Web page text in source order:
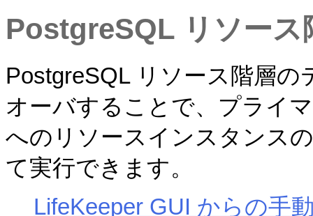
PostgreSQL リソース
PostgreSQL リソース階層
オーバすることで、プライ
へのリソースインスタンス
て実行できます。
LifeKeeper GUI からの手